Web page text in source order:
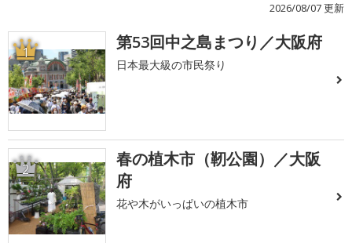
2026/08/07 更新
1 第53回中之島まつり／大阪府
日本最大級の市民祭り
2
春の植木市（靭公園）／大阪
府
花や木がいっぱいの植木市